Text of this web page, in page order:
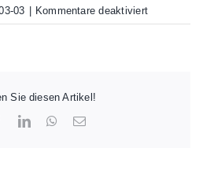
03 Kommentare deaktiviertfür
00103-
Sie diesen Artikel!
FacebookLinkedInWhatsApp
E-